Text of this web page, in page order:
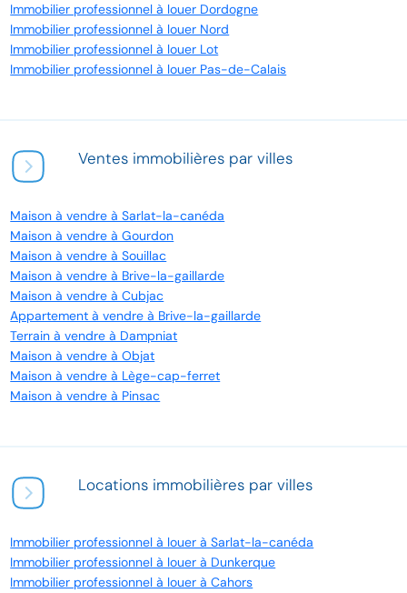
Immobilier professionnel à louer Dordogne
Immobilier professionnel à louer Nord
Immobilier professionnel à louer Lot
Immobilier professionnel à louer Pas-de-Calais
Ventes immobilières par villes
Maison à vendre à Sarlat-la-canéda
Maison à vendre à Gourdon
Maison à vendre à Souillac
Maison à vendre à Brive-la-gaillarde
Maison à vendre à Cubjac
Appartement à vendre à Brive-la-gaillarde
Terrain à vendre à Dampniat
Maison à vendre à Objat
Maison à vendre à Lège-cap-ferret
Maison à vendre à Pinsac
Locations immobilières par villes
Immobilier professionnel à louer à Sarlat-la-canéda
Immobilier professionnel à louer à Dunkerque
Immobilier professionnel à louer à Cahors